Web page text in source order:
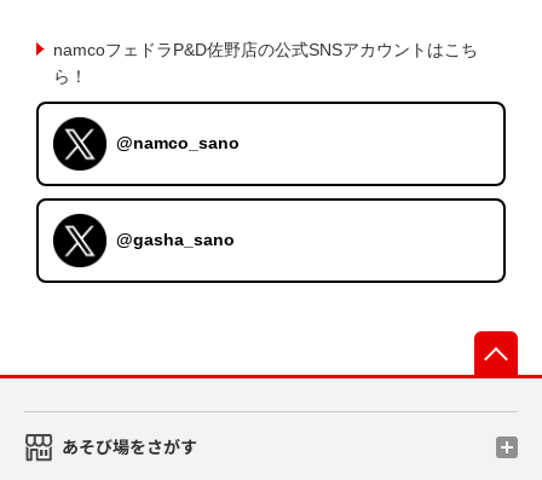
namcoフェドラP&D佐野店の公式SNSアカウントはこち
ら！
@namco_sano
@gasha_sano
あそび場をさがす